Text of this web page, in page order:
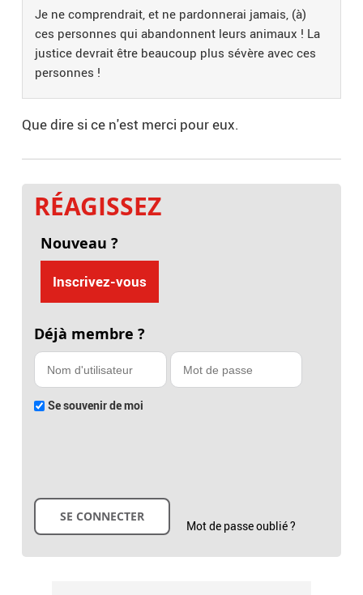
Je ne comprendrait, et ne pardonnerai jamais, (à)
ces personnes qui abandonnent leurs animaux ! La
justice devrait être beaucoup plus sévère avec ces
personnes !
Que dire si ce n'est merci pour eux.
RÉAGISSEZ
Nouveau ?
Inscrivez-vous
Déjà membre ?
Se souvenir de moi
Mot de passe oublié ?